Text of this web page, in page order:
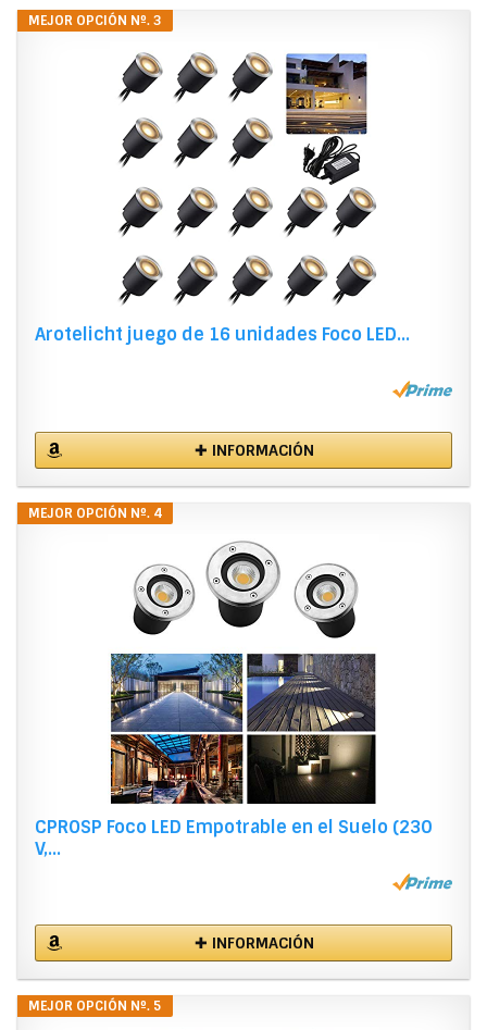
MEJOR OPCIÓN Nº. 3
Arotelicht juego de 16 unidades Foco LED...
✚ INFORMACIÓN
MEJOR OPCIÓN Nº. 4
CPROSP Foco LED Empotrable en el Suelo (230
V,...
✚ INFORMACIÓN
MEJOR OPCIÓN Nº. 5